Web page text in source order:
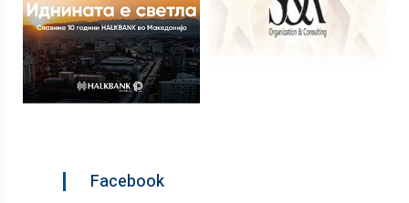
Facebook